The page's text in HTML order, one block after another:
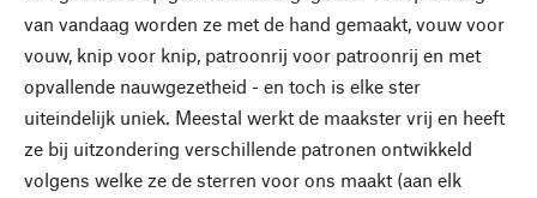
van vandaag worden ze met de hand gemaakt, vouw voor
vouw, knip voor knip, patroonrij voor patroonrij en met
opvallende nauwgezetheid - en toch is elke ster
uiteindelijk uniek. Meestal werkt de maakster vrij en heeft
ze bij uitzondering verschillende patronen ontwikkeld
volgens welke ze de sterren voor ons maakt (aan elk